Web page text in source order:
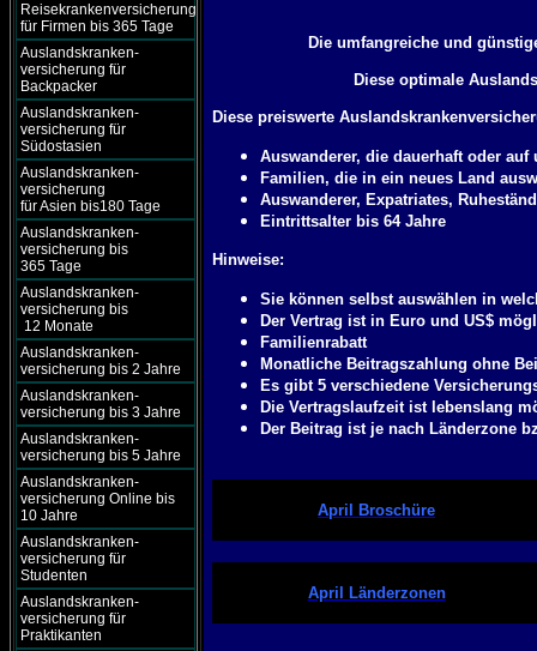
Reisekrankenversicherung
für Firmen bis 365 Tage
Auslandskranken-
versicherung für
Backpacker
Auslandskranken-
versicherung für
Südostasien
Auslandskranken-
versicherung
für Asien bis180 Tage
Auslandskranken-
versicherung bis
365 Tage
Auslandskranken-
versicherung bis
12 Monate
Auslandskranken-
versicherung bis 2 Jahre
Auslandskranken-
versicherung bis 3 Jahre
Auslandskranken-
versicherung bis 5 Jahre
Auslandskranken-
versicherung Online bis
10 Jahre
Auslandskranken-
versicherung für
Studenten
Auslandskranken-
versicherung für
Praktikanten
Die umfangreiche und
Diese optimale
Diese preiswerte
Auswanderer, die dauerhaft oder
Familien, die in ein neues Land
Auswanderer, Expatriates,
Eintrittsalter bis 64 Jahre
Hinweise:
Sie können selbst auswählen in
Der Vertrag ist in Euro und US$
Familienrabatt
Monatliche Beitragszahlung ohne
Es gibt 5 verschiedene
Die Vertragslaufzeit ist lebenslang
Der Beitrag ist je nach Länderzone
April Broschüre
April Länderzonen